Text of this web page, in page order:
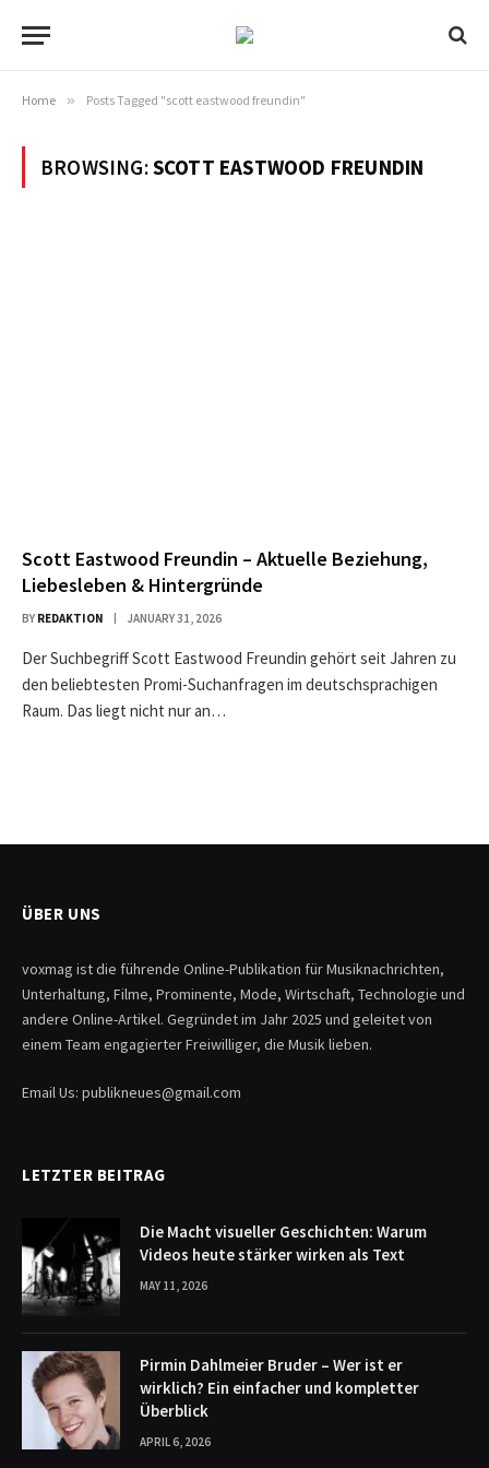
Home » Posts Tagged "scott eastwood freundin"
BROWSING:SCOTT EASTWOOD FREUNDIN
Scott Eastwood Freundin – Aktuelle Beziehung,
Liebesleben & Hintergründe
BY REDAKTION JANUARY 31, 2026
Der Suchbegriff Scott Eastwood Freundin gehört seit Jahren zu
den beliebtesten Promi-Suchanfragen im deutschsprachigen
Raum. Das liegt nicht nur an…
ÜBER UNS
voxmag ist die führende Online-Publikation für Musiknachrichten,
Unterhaltung, Filme, Prominente, Mode, Wirtschaft, Technologie und
andere Online-Artikel. Gegründet im Jahr 2025 und geleitet von
einem Team engagierter Freiwilliger, die Musik lieben.
Email Us: publikneues@gmail.com
LETZTER BEITRAG
Die Macht visueller Geschichten: Warum
Videos heute stärker wirken als Text
MAY 11, 2026
Pirmin Dahlmeier Bruder – Wer ist er
wirklich? Ein einfacher und kompletter
Überblick
APRIL 6, 2026